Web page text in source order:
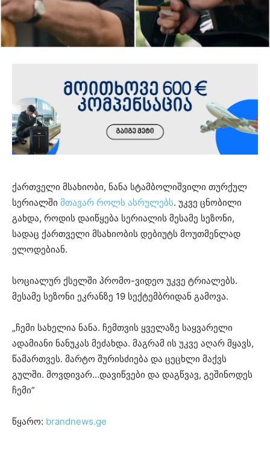
ქართველი მსახიობი, ნანა სტამბოლიშვილი თურქულ
სერიალში მთავარ როლს ასრულებს. უკვე ცნობილი
გახდა, როდის დაიწყება სერიალის მესამე სეზონი,
სადაც ქართველი მსახიობის დებიუტს მოუთმენლად
ელოდებიან.
სოციალურ ქსელში პრომო-ვიდეო უკვე ტრიალებს.
მესამე სეზონი ეკრანზე 19 სექტემბრიდან გამოვა.
„ჩემი სახელია ნანა. ჩემთვის ყველაზე საყვარელი
ადამიანი ნანუკას მეძახდა. მაგრამ ის უკვე აღარ მყავს,
წამართვეს. მარტო შურისძიება და ცეცხლი მაქვს
გულში. მოვდივარ…დავიწვები და დაგწვავ, გეშინოდეს
ჩემი”
წყარო: brandnews.ge